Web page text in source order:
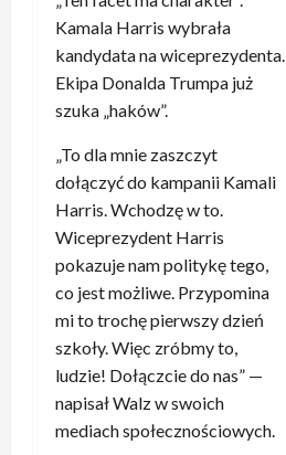
Kamala Harris wybrała
kandydata na wiceprezydenta.
Ekipa Donalda Trumpa już
szuka „haków”.
„To dla mnie zaszczyt
dołączyć do kampanii Kamali
Harris. Wchodzę w to.
Wiceprezydent Harris
pokazuje nam politykę tego,
co jest możliwe. Przypomina
mi to trochę pierwszy dzień
szkoły. Więc zróbmy to,
ludzie! Dołączcie do nas” —
napisał Walz w swoich
mediach społecznościowych.